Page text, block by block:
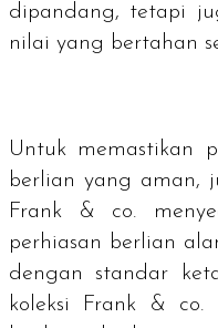
dipandang, tetapi
nilai yang bertahan
Untuk memastikan
berlian yang aman,
Frank & co.
perhiasan berlian
dengan standar
koleksi Frank & co.